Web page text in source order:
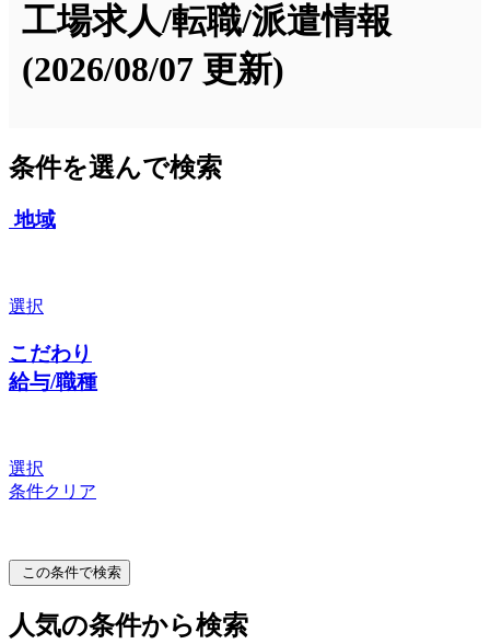
工場求人/転職/派遣情報
(2026/08/07 更新)
条件を選んで検索
地域
選択
こだわり
給与/職種
選択
条件クリア
この条件で検索
人気の条件から検索